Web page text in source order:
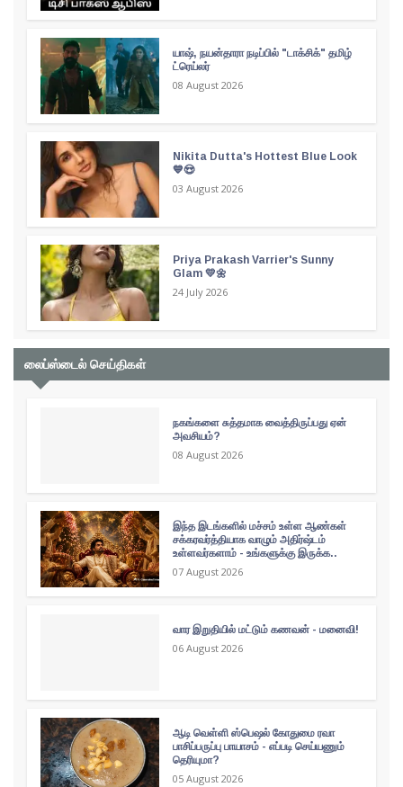
யாஷ், நயன்தாரா நடிப்பில் "டாக்சிக்" தமிழ்
ட்ரெய்லர்
08 August 2026
Nikita Dutta's Hottest Blue Look
💙😍
03 August 2026
Priya Prakash Varrier's Sunny
Glam 💛🌼
24 July 2026
லைப்ஸ்டைல் செய்திகள்
நகங்களை சுத்தமாக வைத்திருப்பது ஏன்
அவசியம்?
08 August 2026
இந்த இடங்களில் மச்சம் உள்ள ஆண்கள்
சக்கரவர்த்தியாக வாழும் அதிர்ஷ்டம்
உள்ளவர்களாம் - உங்களுக்கு இருக்க..
07 August 2026
வார இறுதியில் மட்டும் கணவன் - மனைவி!
06 August 2026
ஆடி வெள்ளி ஸ்பெஷல் கோதுமை ரவா
பாசிப்பருப்பு பாயாசம் - எப்படி செய்யணும்
தெரியுமா?
05 August 2026